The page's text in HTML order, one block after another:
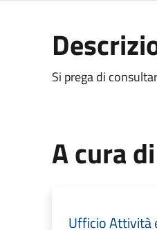
Si prega di
A cura di
Ufficio Attività